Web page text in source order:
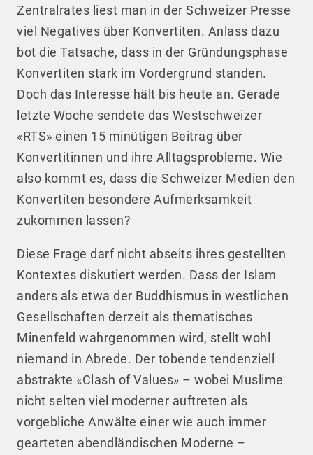
Zentralrates liest man in der Schweizer Presse
viel Negatives über Konvertiten. Anlass dazu
bot die Tatsache, dass in der Gründungsphase
Konvertiten stark im Vordergrund standen.
Doch das Interesse hält bis heute an. Gerade
letzte Woche sendete das Westschweizer
«RTS» einen 15 minütigen Beitrag über
Konvertitinnen und ihre Alltagsprobleme. Wie
also kommt es, dass die Schweizer Medien den
Konvertiten besondere Aufmerksamkeit
zukommen lassen?
Diese Frage darf nicht abseits ihres gestellten
Kontextes diskutiert werden. Dass der Islam
anders als etwa der Buddhismus in westlichen
Gesellschaften derzeit als thematisches
Minenfeld wahrgenommen wird, stellt wohl
niemand in Abrede. Der tobende tendenziell
abstrakte «Clash of Values» – wobei Muslime
nicht selten viel moderner auftreten als
vorgebliche Anwälte einer wie auch immer
gearteten abendländischen Moderne –